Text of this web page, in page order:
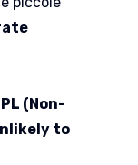
(Non-
to